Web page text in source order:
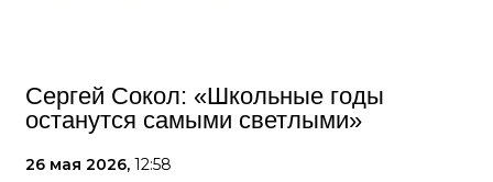
Сергей Сокол: «Школьные годы
останутся самыми светлыми»
26 мая 2026, 12:58